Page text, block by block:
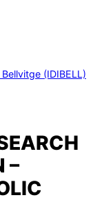
(IDIBELL)
–